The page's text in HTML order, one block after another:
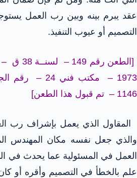
عقد يبرم بينه وبين رب العمل
التصميم أو عيوب التنفيذ.
1146 – تم قبول هذا الطعن]
المقاول الذي يعمل بإشراف رب
والذي جعل نفسه مكان المهندس
العمل في المسئولية عما يحدث في
علم بالخطأ في التصميم وأقره أو